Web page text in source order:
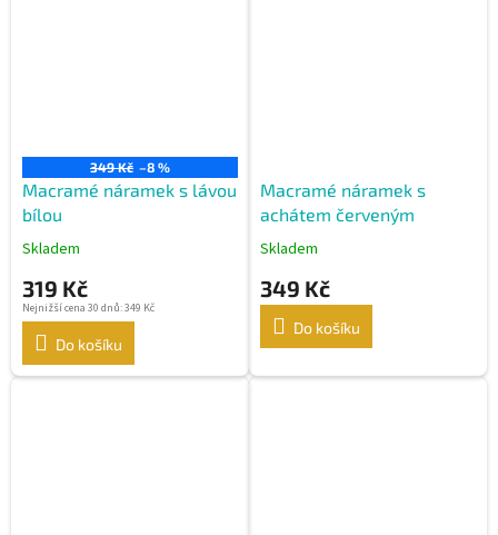
349 Kč –8 %
Macramé náramek s lávou
bílou
Skladem
319 Kč
Nejnižší cena 30 dnů: 349 Kč
Do košíku
Macramé náramek s
achátem červeným
Skladem
349 Kč
Do košíku